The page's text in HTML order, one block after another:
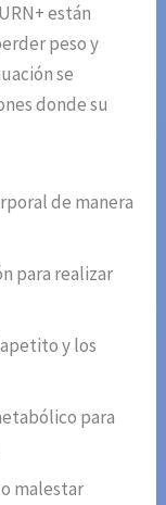
están
peso y
se
donde su
de manera
para realizar
y los
para
malestar